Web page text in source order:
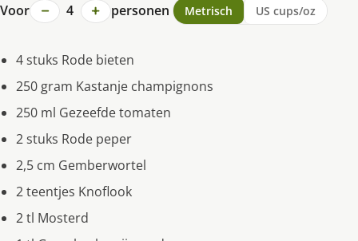
Voor − 4 + personen Metrisch US cups/oz
4 stuks Rode bieten
250 gram Kastanje champignons
250 ml Gezeefde tomaten
2 stuks Rode peper
2,5 cm Gemberwortel
2 teentjes Knoflook
2 tl Mosterd